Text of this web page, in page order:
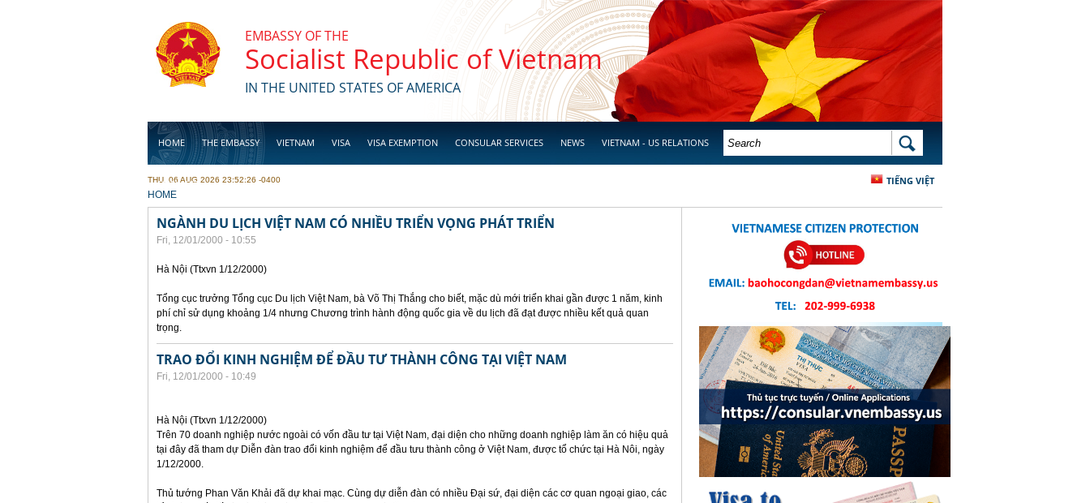
EMBASSY OF THE
Socialist Republic of Vietnam
IN THE UNITED STATES OF AMERICA
HOME THE EMBASSY VIETNAM VISA VISA EXEMPTION CONSULAR SERVICES NEWS VIETNAM - US RELATIONS
BUSINESS
SEARCH FORM SEARCH
TIẾNG VIỆT
THU, 06 AUG 2026 23:52:26 -0400
YOU ARE HERE
HOME
NGÀNH DU LỊCH VIỆT NAM CÓ NHIỀU TRIỂN VỌNG PHÁT TRIỂN
Fri, 12/01/2000 - 10:55
Hà Nội (Ttxvn 1/12/2000)
Tổng cục trưởng Tổng cục Du lịch Việt Nam, bà Võ Thị Thắng cho biết, mặc dù mới triển khai gần được 1 năm, kinh
phí chỉ sử dụng khoảng 1/4 nhưng Chương trình hành động quốc gia về du lịch đã đạt được nhiều kết quả quan
trọng.
TRAO ĐỔI KINH NGHIỆM ĐỂ ĐẦU TƯ THÀNH CÔNG TẠI VIỆT NAM
Fri, 12/01/2000 - 10:49
Hà Nội (Ttxvn 1/12/2000)
Trên 70 doanh nghiệp nước ngoài có vốn đầu tư tại Việt Nam, đại diện cho những doanh nghiệp làm ăn có hiệu quả
tại đây đã tham dự Diễn đàn trao đổi kinh nghiệm để đầu tưu thành công ở Việt Nam, được tổ chức tại Hà Nôi, ngày
1/12/2000.
Thủ tướng Phan Văn Khải đã dự khai mạc. Cùng dự diễn đàn có nhiều Đại sứ, đại diện các cơ quan ngoại giao, các